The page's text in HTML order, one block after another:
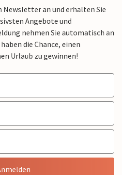
Newsletter an und erhalten Sie
Angebote und
nehmen Sie automatisch an
die Chance, einen
Urlaub zu gewinnen!